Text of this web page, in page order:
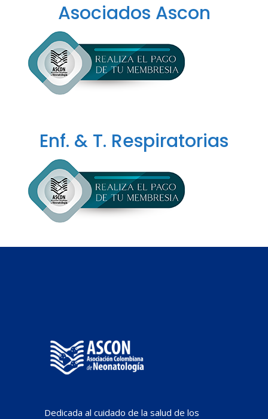
Asociados Ascon
Enf. & T. Respiratorias
Dedicada al cuidado de la salud de los